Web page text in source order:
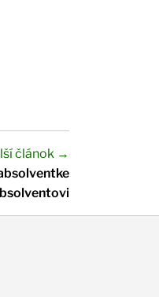
článok →